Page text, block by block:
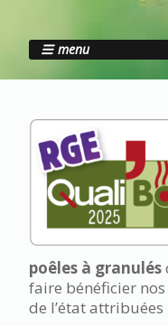
menu
poêles à granulés
faire bénéficier
de l’état